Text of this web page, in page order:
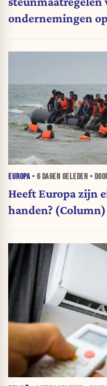
ondernemingen
EUROPA• 6 DAGEN GELEDEN •
Heeft Europa zijn
handen? (Column)